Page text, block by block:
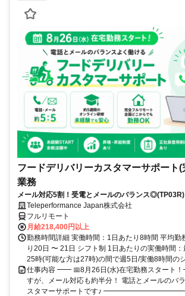
フードデリバリーカスタマーサポート
業務
メール対応5割！受電とメールのバランス◎(TP03R)
Teleperformance Japan株式会社
フルリモート
月給218,400円以上
勤務時間詳細 実働時間：1日あたり8時間 平均勤
り20日 〜 21日 シフト制 1日あたりの実働時間
25時(可能な方は27時)の間で週5日/実働8時間のシ
仕事内容 ━━ 📅8月26日(水)在宅勤務スタート
すが、メール対応も約半分！ 電話とメールのバ
スタマーサポートです♪